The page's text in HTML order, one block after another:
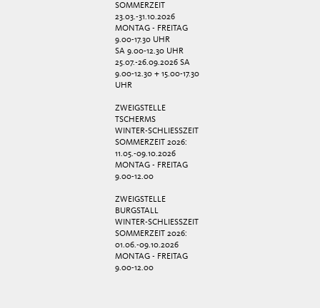
SOMMERZEIT
23.03.-31.10.2026
MONTAG - FREITAG
9.00-17.30 UHR
SA 9.00-12.30 UHR
25.07.-26.09.2026 SA
9.00-12.30 + 15.00-17.30
UHR
ZWEIGSTELLE
TSCHERMS
WINTER-SCHLIESSZEIT
SOMMERZEIT 2026:
11.05.-09.10.2026
MONTAG - FREITAG
9.00-12.00
ZWEIGSTELLE
BURGSTALL
WINTER-SCHLIESSZEIT
SOMMERZEIT 2026:
01.06.-09.10.2026
MONTAG - FREITAG
9.00-12.00